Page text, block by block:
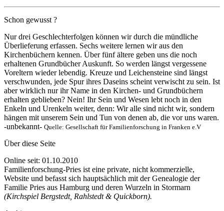
Schon gewusst ?
Nur drei Geschlechterfolgen können wir durch die mündliche
Überlieferung erfassen. Sechs weitere lernen wir aus den
Kirchenbüchern kennen. Über fünf ältere geben uns die noch
erhaltenen Grundbücher Auskunft. So werden längst vergessene
Voreltern wieder lebendig. Kreuze und Leichensteine sind längst
verschwunden, jede Spur ihres Daseins scheint verwischt zu sein. Ist
aber wirklich nur ihr Name in den Kirchen- und Grundbüchern
erhalten geblieben? Nein! Ihr Sein und Wesen lebt noch in den
Enkeln und Urenkeln weiter, denn: Wir alle sind nicht wir, sondern
hängen mit unserem Sein und Tun von denen ab, die vor uns waren.
-unbekannt- Quelle: Gesellschaft für Familienforschung in Franken e.V
Über diese Seite
Online seit: 01.10.2010
Familienforschung-Pries ist eine private, nicht kommerzielle,
Website und befasst sich hauptsächlich mit der Genealogie der
Familie Pries aus Hamburg und deren Wurzeln in Stormarn
(Kirchspiel Bergstedt, Rahlstedt & Quickborn).